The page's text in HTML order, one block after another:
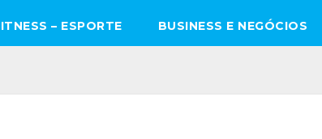
– ESPORTE BUSINESS E NEGÓCIOS